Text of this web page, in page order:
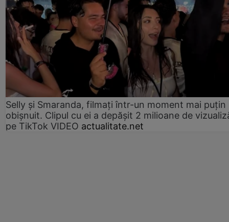
Selly și Smaranda, filmați într-un moment mai puțin
obișnuit. Clipul cu ei a depășit 2 milioane de
pe TikTok VIDEO actualitate.net